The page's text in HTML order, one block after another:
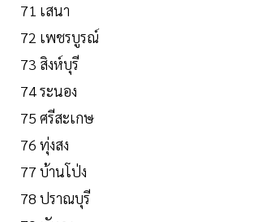
71 เสนา
72 เพชรบูรณ์
73 สิงห์บุรี
74 ระนอง
75 ศรีสะเกษ
76 ทุ่งสง
77 บ้านโป่ง
78 ปราณบุรี